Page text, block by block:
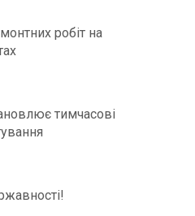
робіт на
тимчасові